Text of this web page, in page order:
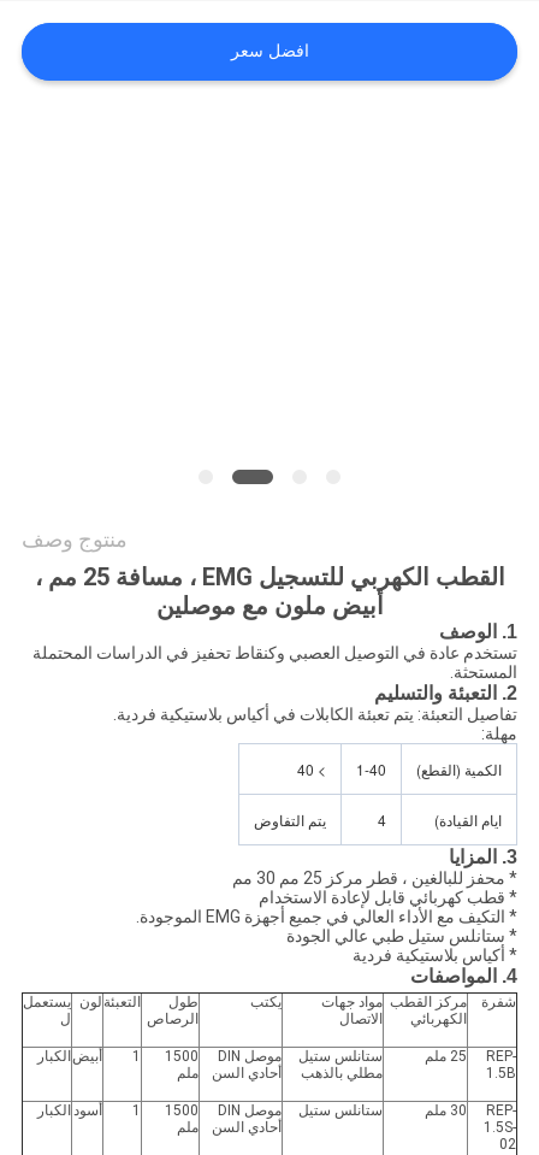
خريطة
افضل سعر
منتوج وصف
القطب الكهربي للتسجيل EMG ، مسافة 25 مم ،
أبيض ملون مع موصلين
1. الوصف
تستخدم عادة في التوصيل العصبي وكنقاط تحفيز في الدراسات المحتملة
المستحثة.
2. التعبئة والتسليم
تفاصيل التعبئة: يتم تعبئة الكابلات في أكياس بلاستيكية فردية.
مهلة:
الكمية (القطع) 1-40
> 40
ايام القيادة) 4
يتم التفاوض
3. المزايا
* محفز للبالغين ، قطر مركز 25 مم 30 مم
* قطب كهربائي قابل لإعادة الاستخدام
* التكيف مع الأداء العالي في جميع أجهزة EMG الموجودة.
* ستانلس ستيل طبي عالي الجودة
* أكياس بلاستيكية فردية
4. المواصفات
شفرة
مركز القطب
الكهربائي
مواد جهات
الاتصال
يكتب
طول
الرصاص
التعبئة لون يستعمل
ل
REP-
1.5B
25 ملم
ستانلس ستيل
مطلي بالذهب
موصل DIN
أحادي السن
1500
ملم
1 أبيض الكبار
REP-
1.5S-
02
30 ملم ستانلس ستيل
موصل DIN
أحادي السن
1500
ملم
1 أسود الكبار